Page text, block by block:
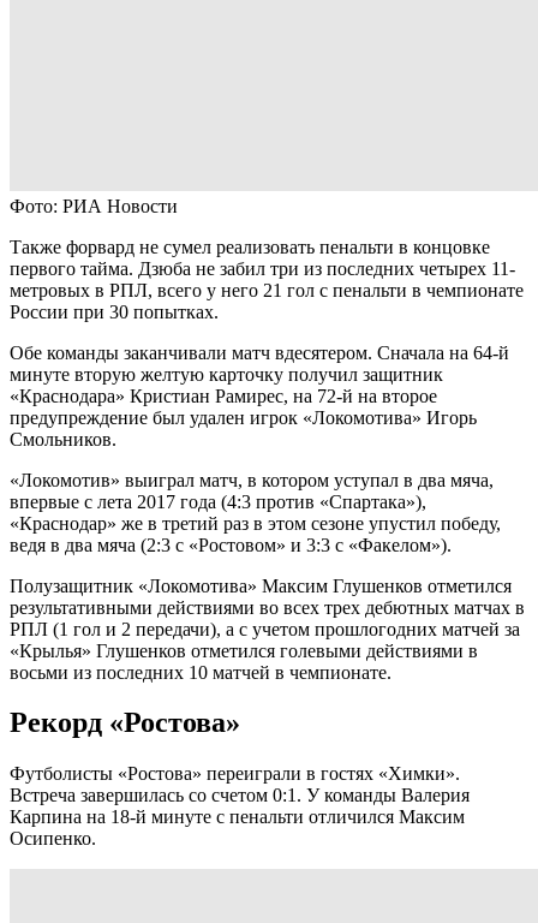
Фото: РИА Новости
Также форвард не сумел реализовать пенальти в концовке
первого тайма. Дзюба не забил три из последних четырех 11-
метровых в РПЛ, всего у него 21 гол с пенальти в чемпионате
России при 30 попытках.
Обе команды заканчивали матч вдесятером. Сначала на 64-й
минуте вторую желтую карточку получил защитник
«Краснодара» Кристиан Рамирес, на 72-й на второе
предупреждение был удален игрок «Локомотива» Игорь
Смольников.
«Локомотив» выиграл матч, в котором уступал в два мяча,
впервые с лета 2017 года (4:3 против «Спартака»),
«Краснодар» же в третий раз в этом сезоне упустил победу,
ведя в два мяча (2:3 с «Ростовом» и 3:3 с «Факелом»).
Полузащитник «Локомотива» Максим Глушенков отметился
результативными действиями во всех трех дебютных матчах в
РПЛ (1 гол и 2 передачи), а с учетом прошлогодних матчей за
«Крылья» Глушенков отметился голевыми действиями в
восьми из последних 10 матчей в чемпионате.
Рекорд «Ростова»
Футболисты «Ростова» переиграли в гостях «Химки».
Встреча завершилась со счетом 0:1. У команды Валерия
Карпина на 18-й минуте с пенальти отличился Максим
Осипенко.